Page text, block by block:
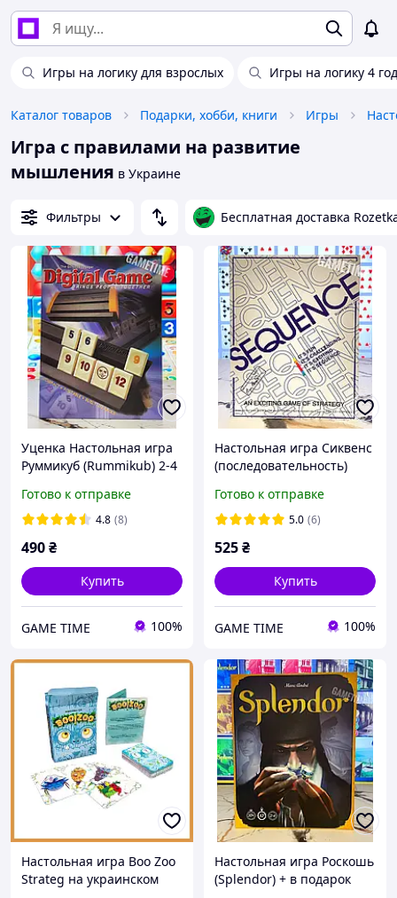
Игры на логику для взрослых Игры на логику 4
Каталог товаров Подарки, хобби, книги Игры
Игра с правилами на развитие
мышления в Украине
Фильтры Бесплатная доставка
Уценка Настольная игра
Руммикуб (Rummikub) 2-4
правила с переводом
Готово к отправке
4.8 (8)
490₴
Купить
GAME TIME 100%
Настольная игра Сиквенс
(последовательность)
правила с переводом
Готово к отправке
5.0 (6)
525₴
Купить
GAME TIME 100%
Настольная игра Boo Zoo
Strateg на украинском
Настольная игра Роскошь
(Splendor) + в подарок